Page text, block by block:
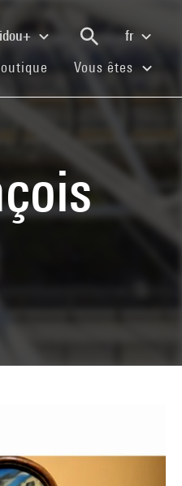
fr
(current)
Vous êtes